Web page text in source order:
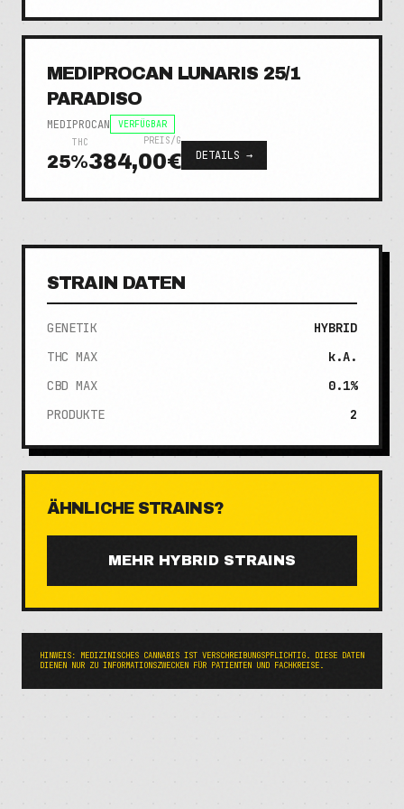
MEDIPROCAN LUNARIS 25/1
PARADISO
MEDIPROCAN
VERFÜGBAR
THC
25%
PREIS/G
384,00€ DETAILS →
STRAIN DATEN
GENETIK
HYBRID
THC MAX
k.A.
CBD MAX
0.1%
PRODUKTE
2
ÄHNLICHE STRAINS?
MEHR HYBRID STRAINS
HINWEIS: MEDIZINISCHES CANNABIS IST VERSCHREIBUNGSPFLICHTIG. DIESE DATEN
DIENEN NUR ZU INFORMATIONSZWECKEN FÜR PATIENTEN UND FACHKREISE.